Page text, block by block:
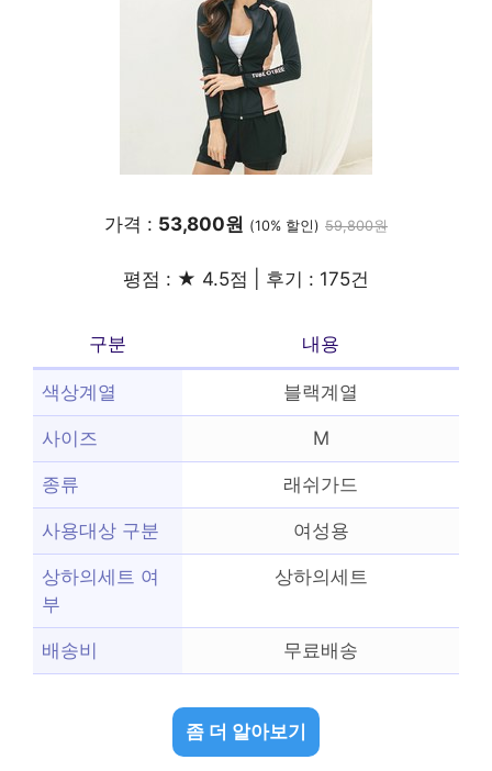
가격 : 53,800원 (10% 할인) 59,800원
평점 : ★ 4.5점 | 후기 : 175건
구분 내용
색상계열 블랙계열
사이즈 M
종류 래쉬가드
사용대상 구분 여성용
상하의세트 여
부
상하의세트
배송비 무료배송
좀 더 알아보기